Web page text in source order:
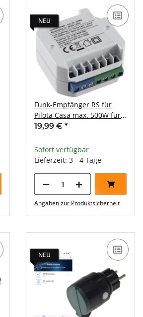
NEU
Funk-Empfänger RS für
Pilota Casa max. 500W für
Rolladen-Steuerung
19,99 € *
Sofort verfügbar
Lieferzeit: 3 - 4 Tage
Angaben zur Produktsicherheit
NEU